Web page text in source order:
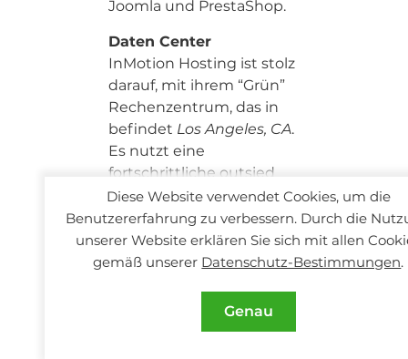
Joomla und PrestaShop.
Daten Center
InMotion Hosting ist stolz
darauf, mit ihrem “Grün”
Rechenzentrum, das in
befindet Los Angeles, CA.
Es nutzt eine
fortschrittliche outsied
Luftkühltechnologie, die
Senkung der Kosten
effektiv schneidet sie von
Betrieb, sowie stark den
mehr als reduzierende 2
Diese Website verwendet Cookies, um die
Benutzererfahrung zu verbessern. Durch die
unserer Website erklären Sie sich mit allen
gemäß unserer Datenschutz-Bestimmungen.
Genau